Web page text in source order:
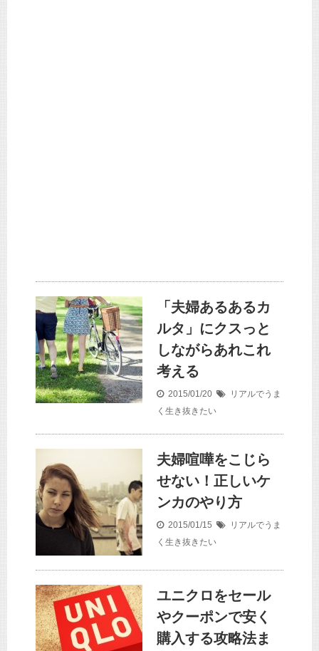
「夫婦あるあるカ
ルタ」にクスっと
しながらあれこれ
考える
2015/01/20
リアルでうま
く生き抜きたい
夫婦喧嘩をこじら
せない！正しいケ
ンカのやり方
2015/01/15
リアルでうま
く生き抜きたい
ユニクロをセール
やクーポンで安く
購入する攻略法ま